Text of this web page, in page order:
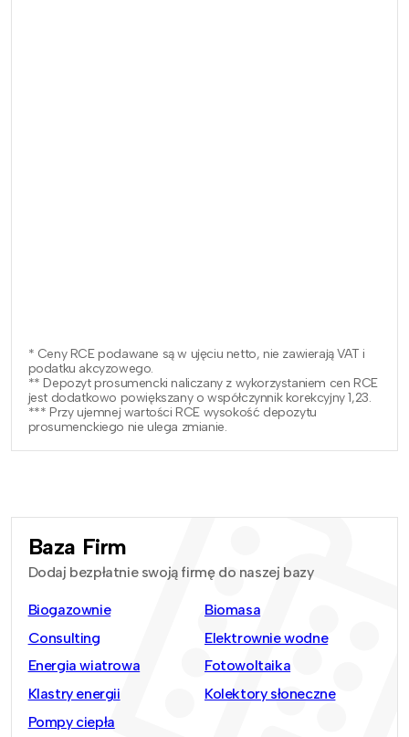
* Ceny RCE podawane są w ujęciu netto, nie zawierają VAT i
podatku akcyzowego.
** Depozyt prosumencki naliczany z wykorzystaniem cen RCE
jest dodatkowo powiększany o współczynnik korekcyjny 1,23.
*** Przy ujemnej wartości RCE wysokość depozytu
prosumenckiego nie ulega zmianie.
Baza Firm
Dodaj bezpłatnie swoją firmę do naszej bazy
Biogazownie
Biomasa
Consulting
Elektrownie wodne
Energia wiatrowa
Fotowoltaika
Klastry energii
Kolektory słoneczne
Pompy ciepła